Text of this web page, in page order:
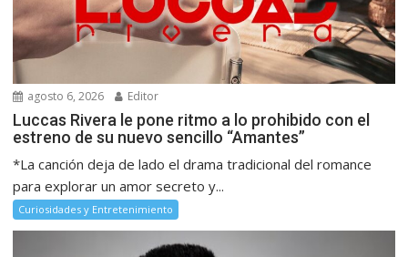
agosto 6, 2026 Editor
Luccas Rivera le pone ritmo a lo prohibido con el
estreno de su nuevo sencillo “Amantes”
*La canción deja de lado el drama tradicional del romance
para explorar un amor secreto y...
Curiosidades y Entretenimiento